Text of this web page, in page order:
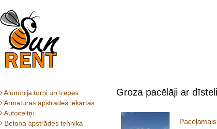
Alumīnija torņi un trepes
Armatūras apstrādes iekārtas
Autoceltņi
Betona apstrādes tehnika
Groza pacēlāji ar dīsteli